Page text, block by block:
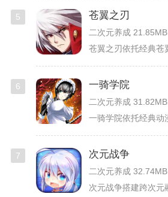
5 苍翼之刃
二次元养成 21.85MB
6 一骑学院
二次元养成 31.82MB
7 次元战争
二次元养成 32.74MB